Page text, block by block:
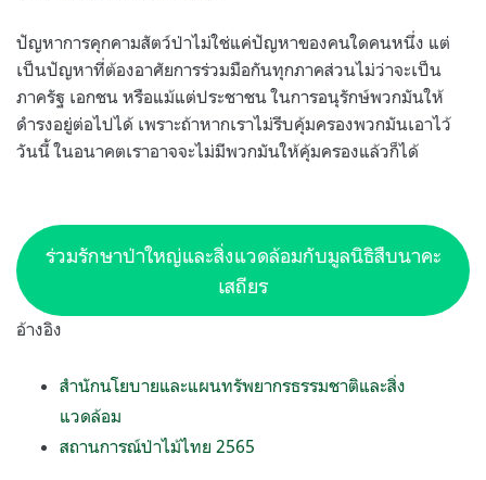
ปัญหาการคุกคามสัตว์ป่าไม่ใช่แค่ปัญหาของคนใดคนหนึ่ง แต่
เป็นปัญหาที่ต้องอาศัยการร่วมมือกันทุกภาคส่วนไม่ว่าจะเป็น
ภาครัฐ เอกชน หรือแม้แต่ประชาชน ในการอนุรักษ์พวกมันให้
ดำรงอยู่ต่อไปได้ เพราะถ้าหากเราไม่รีบคุ้มครองพวกมันเอาไว้
วันนี้ ในอนาคตเราอาจจะไม่มีพวกมันให้คุ้มครองแล้วก็ได้
ร่วมรักษาป่าใหญ่และสิ่งแวดล้อมกับมูลนิธิสืบนาคะ
เสถียร
อ้างอิง
สำนักนโยบายและแผนทรัพยากรธรรมชาติและสิ่ง
แวดล้อม
สถานการณ์ป่าไม้ไทย 2565